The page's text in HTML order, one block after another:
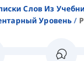
Слов Из
Уровень